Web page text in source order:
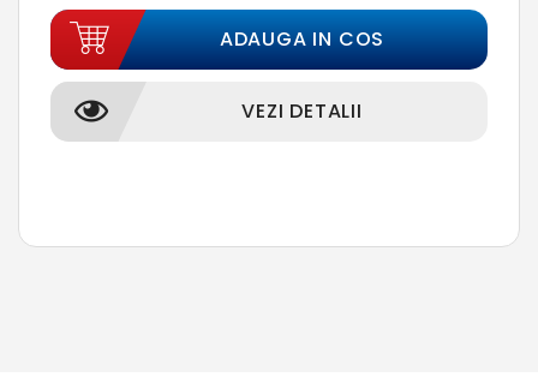
ADAUGA IN COS
VEZI DETALII